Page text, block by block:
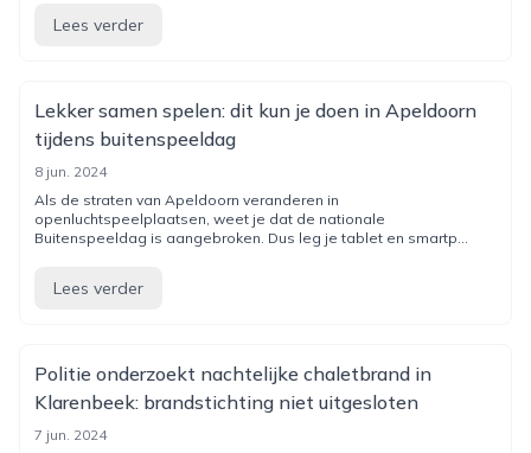
Lees verder
Lekker samen spelen: dit kun je doen in Apeldoorn
tijdens buitenspeeldag
8 jun. 2024
Als de straten van Apeldoorn veranderen in
openluchtspeelplaatsen, weet je dat de nationale
Buitenspeeldag is aangebroken. Dus leg je tablet en smartp...
Lees verder
Politie onderzoekt nachtelijke chaletbrand in
Klarenbeek: brandstichting niet uitgesloten
7 jun. 2024